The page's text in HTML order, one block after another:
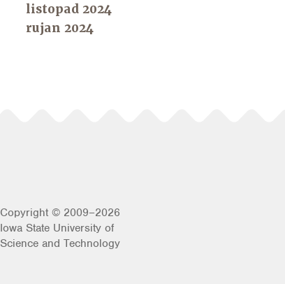
listopad 2024
rujan 2024
Copyright © 2009–2026
Iowa State University of
Science and Technology